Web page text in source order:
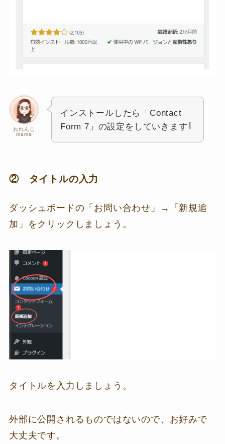
おれんじ
mama
インストールしたら「Contact
Form 7」の設定をしていきます⇩
② タイトルの入力
ダッシュボードの「お問い合わせ」→「新規追
加」をクリックしましょう。
タイトルを入力しましょう。
外部に公開されるものではないので、お好みで
大丈夫です。